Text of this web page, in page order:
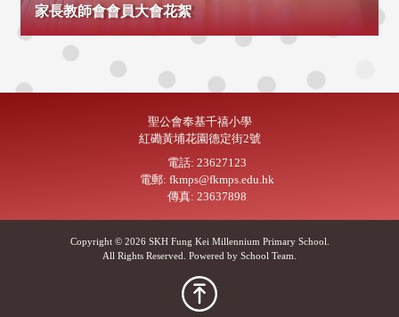
家長教師會會員大會花絮
聖公會奉基千禧小學
紅磡黃埔花園德定街2號
電話: 23627123
電郵: fkmps@fkmps.edu.hk
傳真: 23637898
Copyright © 2026 SKH Fung Kei Millennium Primary School.
All Rights Reserved. Powered by School Team